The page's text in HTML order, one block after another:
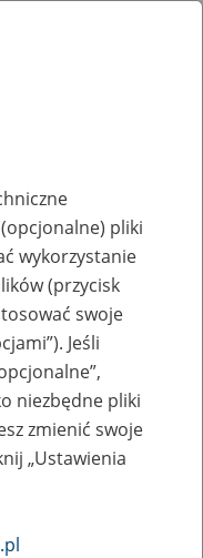
profili
pliki
wykorzystanie
(przycisk
swoje
Jeśli
niezbędne pliki
zmienić swoje
„Ustawienia